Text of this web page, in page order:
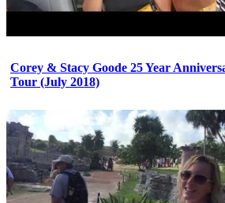
Corey & Stacy Goode 25 Year
Tour (July 2018)